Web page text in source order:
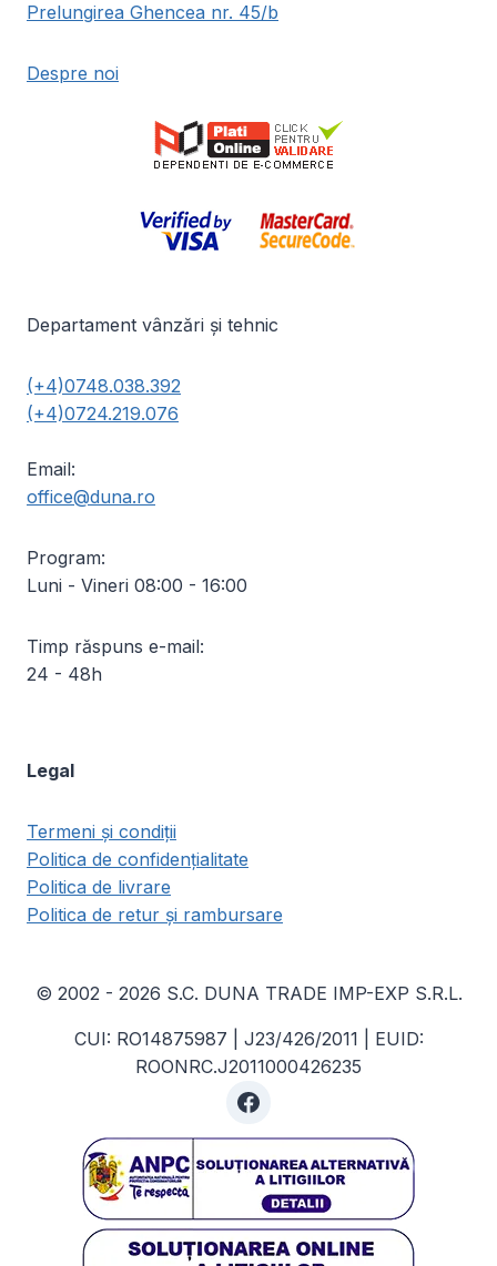
Prelungirea Ghencea nr. 45/b
Despre noi
Departament vânzări și tehnic
(+4)0748.038.392
(+4)0724.219.076
Email:
office@duna.ro
Program:
Luni - Vineri 08:00 - 16:00
Timp răspuns e-mail:
24 - 48h
Legal
Termeni și condiții
Politica de confidențialitate
Politica de livrare
Politica de retur și rambursare
© 2002 - 2026 S.C. DUNA TRADE IMP-EXP S.R.L.
CUI: RO14875987 | J23/426/2011 | EUID:
ROONRC.J2011000426235